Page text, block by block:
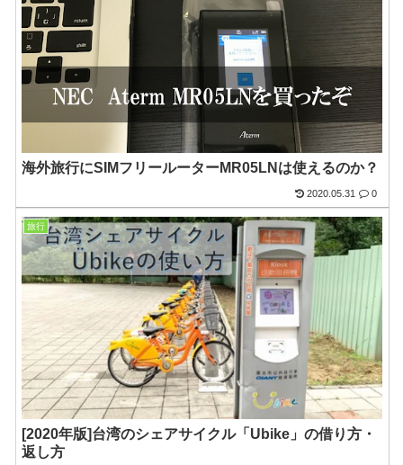
海外旅行にSIMフリールーターMR05LNは使えるのか？
2020.05.31 0
旅行
[2020年版]台湾のシェアサイクル「Ubike」の借り方・
返し方